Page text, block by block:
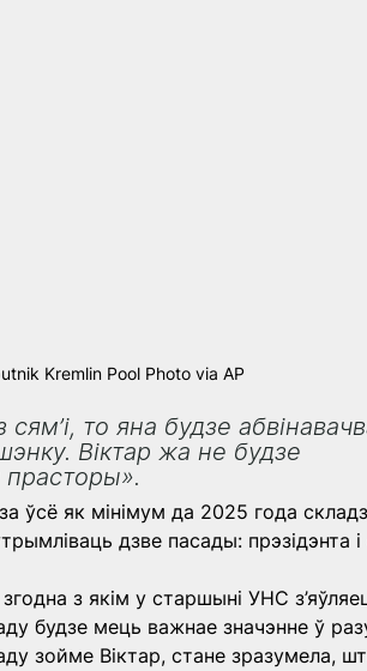
Kremlin Pool Photo via AP
то яна будзе
Віктар жа не будзе
прасторы».
як мінімум да 2025 года
дзве пасады: прэзідэнта
з якім у старшыні УНС
будзе мець важнае значэнне ў
зойме Віктар, стане зразумела,